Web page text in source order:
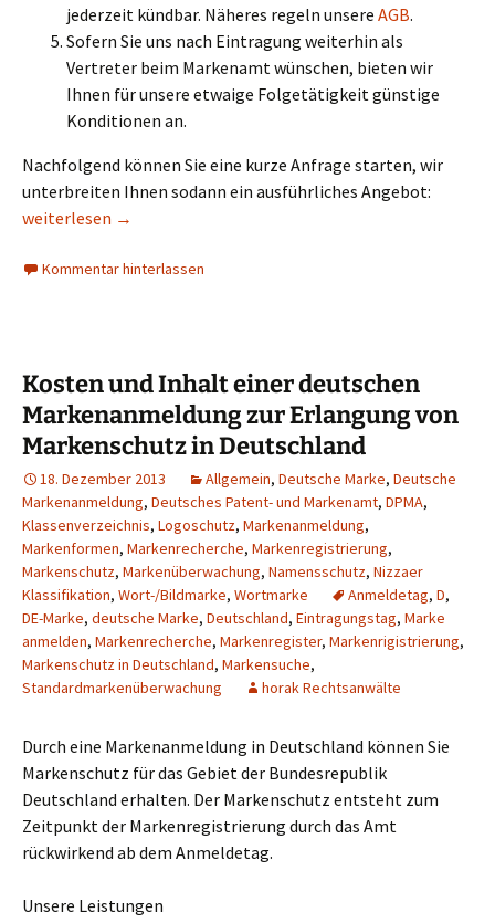
jederzeit kündbar. Näheres regeln unsere AGB.
Sofern Sie uns nach Eintragung weiterhin als
Vertreter beim Markenamt wünschen, bieten wir
Ihnen für unsere etwaige Folgetätigkeit günstige
Konditionen an.
Nachfolgend können Sie eine kurze Anfrage starten, wir
unterbreiten Ihnen sodann ein ausführliches Angebot:
Formular zum EU-Markenschutz (Gemeinschaftsmarke)
weiterlesen →
Kommentar hinterlassen
Kosten und Inhalt einer deutschen
Markenanmeldung zur Erlangung von
Markenschutz in Deutschland
18. Dezember 2013 Allgemein, Deutsche Marke, Deutsche
Markenanmeldung, Deutsches Patent- und Markenamt, DPMA,
Klassenverzeichnis, Logoschutz, Markenanmeldung,
Markenformen, Markenrecherche, Markenregistrierung,
Markenschutz, Markenüberwachung, Namensschutz, Nizzaer
Klassifikation, Wort-/Bildmarke, Wortmarke Anmeldetag, D,
DE-Marke, deutsche Marke, Deutschland, Eintragungstag, Marke
anmelden, Markenrecherche, Markenregister, Markenrigistrierung,
Markenschutz in Deutschland, Markensuche,
Standardmarkenüberwachung
horak Rechtsanwälte
Durch eine Markenanmeldung in Deutschland können Sie
Markenschutz für das Gebiet der Bundesrepublik
Deutschland erhalten. Der Markenschutz entsteht zum
Zeitpunkt der Markenregistrierung durch das Amt
rückwirkend ab dem Anmeldetag.
Unsere Leistungen